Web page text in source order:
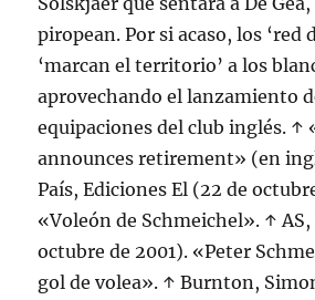
piropean. Por si acaso, los ‘red
‘marcan el territorio’ a los
aprovechando el lanzamiento
equipaciones del club inglés. ↑
announces retirement» (en
País, Ediciones El (22 de
«Voleón de Schmeichel». ↑
octubre de 2001). «Peter
gol de volea». ↑ Burnton,